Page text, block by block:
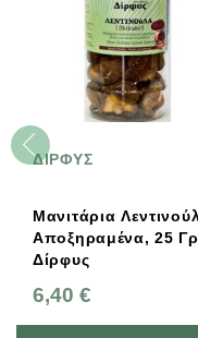
ΔΙΡΦΥΣ
Μανιτάρια
Αποξηραμένα, 25
Δίρφυς
6,40 €